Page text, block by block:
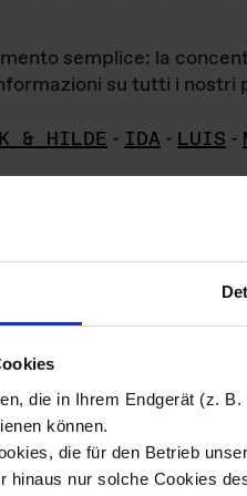
die in Ihrem Endgerät (z.
können.
die für den Betrieb
hinaus nur solche Cookies
semplice: la
su tutti i nostri
& HILDE - IDA - LUIS -
materiale fotografico